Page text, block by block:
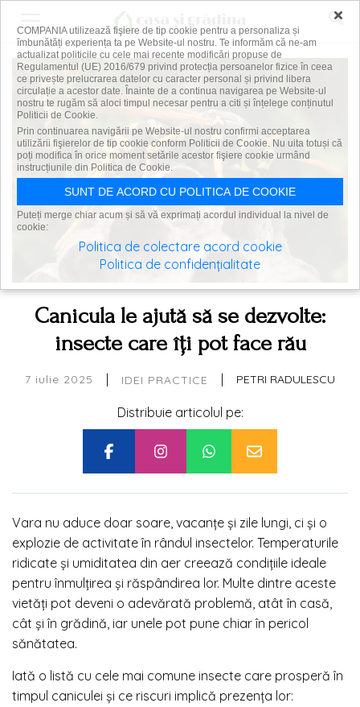
Canicula le ajută să se dezvolte:
insecte care îți pot face rău
7 iulie 2025 | IDEI PRACTICE | PETRI RADULESCU
Distribuie articolul pe:
Vara nu aduce doar soare, vacanțe și zile lungi, ci și o
explozie de activitate în rândul insectelor. Temperaturile
ridicate și umiditatea din aer creează condițiile ideale
pentru înmulțirea și răspândirea lor. Multe dintre aceste
vietăți pot deveni o adevărată problemă, atât în casă,
cât și în grădină, iar unele pot pune chiar în pericol
sănătatea.
Iată o listă cu cele mai comune insecte care prosperă în
timpul caniculei și ce riscuri implică prezența lor:
×
COMPANIA utilizează fişiere de tip cookie pentru a personaliza și
îmbunătăți experiența ta pe Website-ul nostru. Te informăm că ne-am
actualizat politicile cu cele mai recente modificări propuse de
Regulamentul (UE) 2016/679 privind protecția persoanelor fizice în ceea
ce privește prelucrarea datelor cu caracter personal și privind libera
circulație a acestor date. Înainte de a continua navigarea pe Website-ul
nostru te rugăm să aloci timpul necesar pentru a citi și înțelege conținutul
Politicii de Cookie.
Prin continuarea navigării pe Website-ul nostru confirmi acceptarea
utilizării fişierelor de tip cookie conform Politicii de Cookie. Nu uita totuși că
poți modifica în orice moment setările acestor fişiere cookie urmând
instrucțiunile din Politica de Cookie.
SUNT DE ACORD CU POLITICA DE COOKIE
Puteți merge chiar acum și să vă exprimați acordul individual la nivel de
cookie:
Politica de colectare acord cookie
Politica de confidențialitate